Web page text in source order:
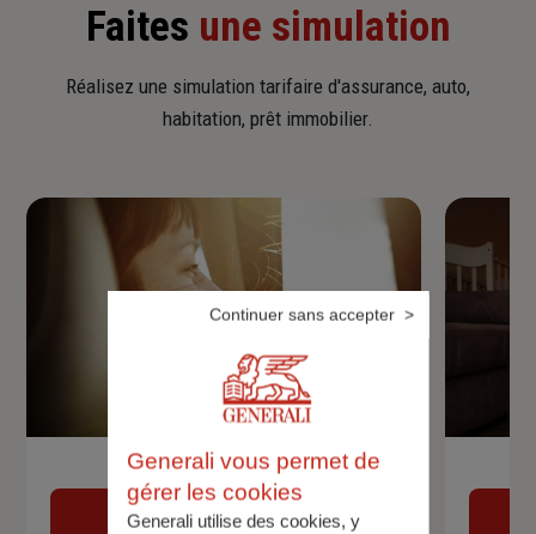
Faites une simulation
Réalisez une simulation tarifaire d'assurance, auto,
habitation, prêt immobilier.
Devis assurance auto
Obtenir une estimation
Generali vous permet de
gérer les cookies
Generali utilise des cookies, y
Continuer sans accepter